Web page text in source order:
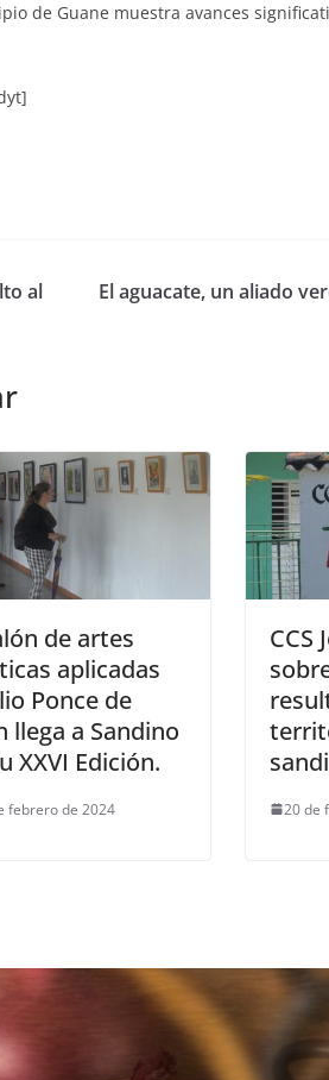
de Guane muestra avances
al
El aguacate, un aliado
de artes
aplicadas
Ponce de
llega a Sandino
XXVI Edición.
febrero de 2024
CCS
20 de
Los campos obligatorios